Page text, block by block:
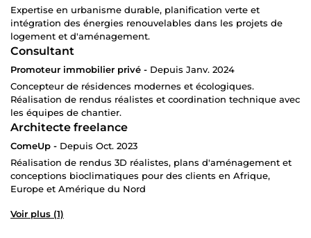
Expertise en urbanisme durable, planification verte et
intégration des énergies renouvelables dans les projets de
logement et d'aménagement.
Consultant
Promoteur immobilier privé - Depuis Janv. 2024
Concepteur de résidences modernes et écologiques.
Réalisation de rendus réalistes et coordination technique avec
les équipes de chantier.
Architecte freelance
ComeUp - Depuis Oct. 2023
Réalisation de rendus 3D réalistes, plans d'aménagement et
conceptions bioclimatiques pour des clients en Afrique,
Europe et Amérique du Nord
Voir plus (1)